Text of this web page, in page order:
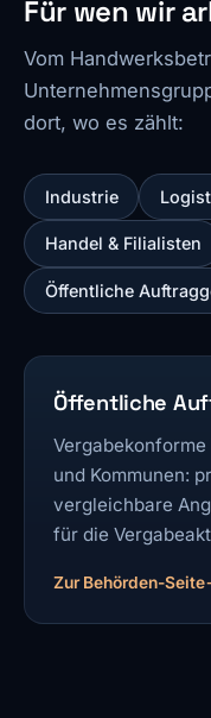
Für wen wir
Vom
dort, wo es zählt:
Industrie
Handel & Filialisten
Öffentliche
Öffentliche
und Kommunen:
vergleichbare
für die
Zur Behörden-Seite